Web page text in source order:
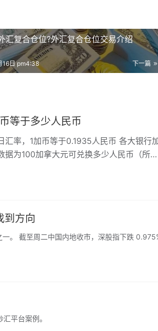
汇复合仓位?外汇复合仓位交易介绍
下一篇
16日 pm4:38
等于多少人民币
汇率，1加币等于0.1935人民币 各大银行
据为100加拿大元可兑换多少人民币（所列
到方向
。 截至周二中国内地收市，深股指下跌
平台案例。